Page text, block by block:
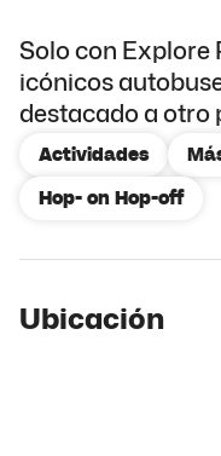
Solo con Explore
icónicos
destacado a otro
Actividades
Hop- on Hop-off
Ubicación